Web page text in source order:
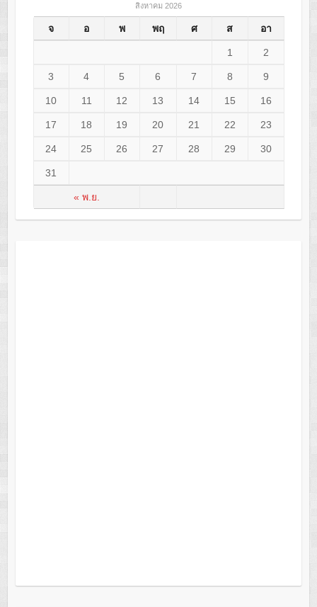
สิงหาคม 2026
จ อ พ พฤ ศ ส อา
« พ.ย.
1 2
3 4 5 6 7 8 9
10 11 12 13 14 15 16
17 18 19 20 21 22 23
24 25 26 27 28 29 30
31